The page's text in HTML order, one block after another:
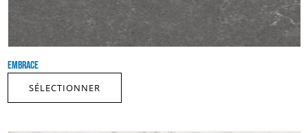
EMBRACE
SÉLECTIONNER